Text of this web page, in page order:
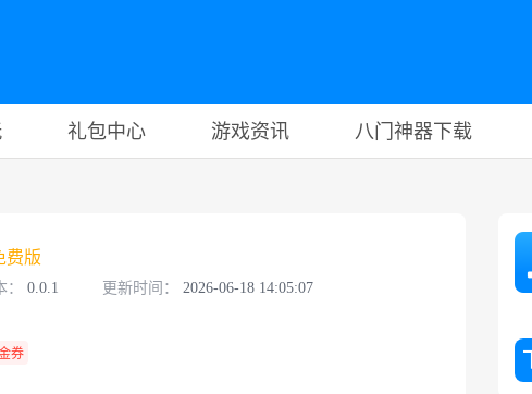
礼包中心 游戏资讯 八门神器下载
费版
0.0.1 更新时间： 2026-06-18 14:05:07
券